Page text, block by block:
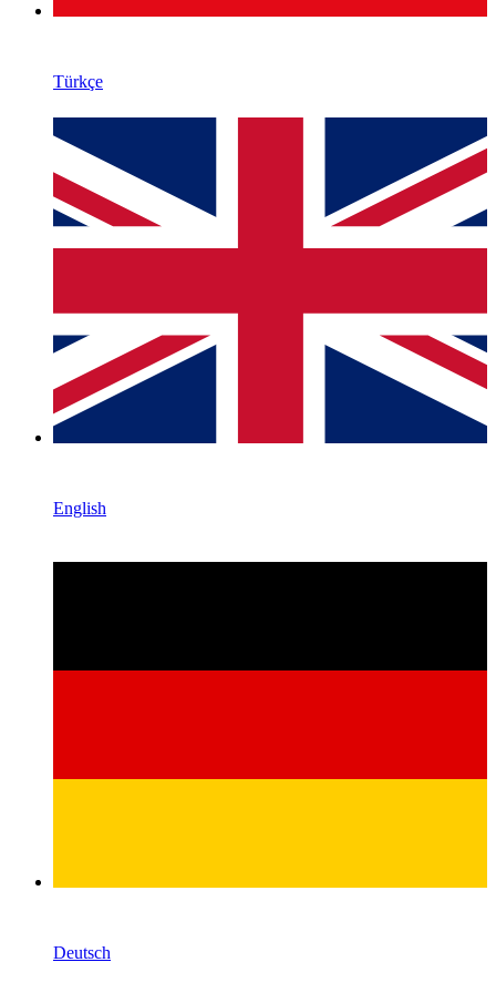
Türkçe
English
Deutsch